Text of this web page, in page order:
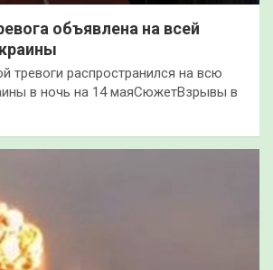
объявлена на всей
тревоги распространился на всю
в ночь на 14 маяСюжетВзрывы в